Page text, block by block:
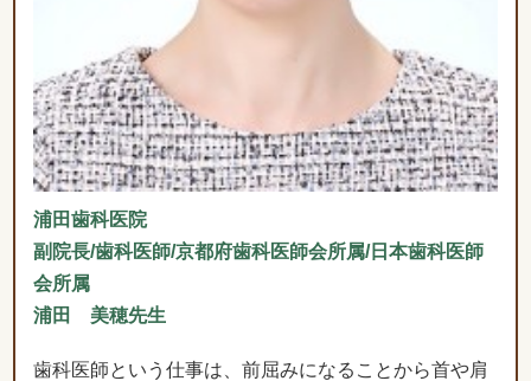
浦田歯科医院
副院長/歯科医師/京都府歯科医師会所属/日本歯科医師
会所属
浦田 美穂先生
歯科医師という仕事は、前屈みになることから首や肩